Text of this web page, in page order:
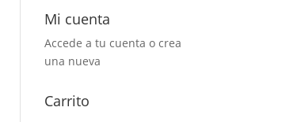
Mi cuenta
Accede a tu cuenta o crea
una nueva
Carrito